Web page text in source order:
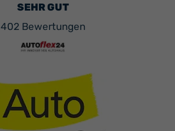
SEHR GUT
402 Bewertungen